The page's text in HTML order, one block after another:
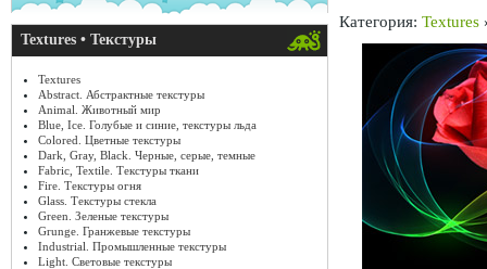
Textures • Текстуры
Textures
Abstract. Абстрактные текстуры
Animal. Животный мир
Blue, Ice. Голубые и синие, текстуры льда
Colored. Цветные текстуры
Dark, Gray, Black. Черные, серые, темные
Fabric, Textile. Текстуры ткани
Fire. Текстуры огня
Glass. Текстуры стекла
Green. Зеленые текстуры
Grunge. Гранжевые текстуры
Industrial. Промышленные текстуры
Light. Световые текстуры
Категория: Textures